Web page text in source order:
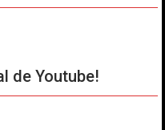
de Youtube!